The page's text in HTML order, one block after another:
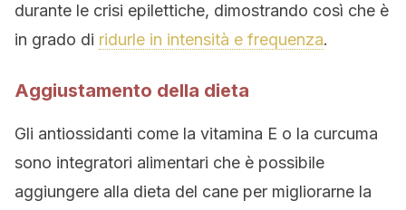
durante le crisi epilettiche, dimostrando così che è
in grado di ridurle in intensità e frequenza.
Aggiustamento della dieta
Gli antiossidanti come la vitamina E o la curcuma
sono integratori alimentari che è possibile
aggiungere alla dieta del cane per migliorarne la